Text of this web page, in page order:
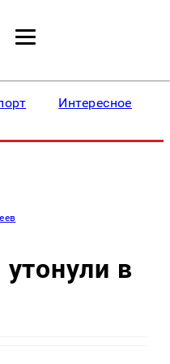
Интересное
в